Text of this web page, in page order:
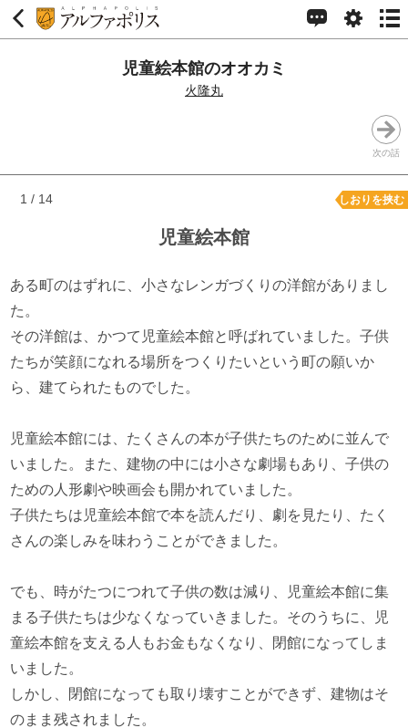
児童絵本館のオオカミ
火隆丸
次の話
1 / 14 しおりを挟む
児童絵本館
ある町のはずれに、小さなレンガづくりの洋館がありまし
た。
その洋館は、かつて児童絵本館と呼ばれていました。子供
たちが笑顔になれる場所をつくりたいという町の願いか
ら、建てられたものでした。
児童絵本館には、たくさんの本が子供たちのために並んで
いました。また、建物の中には小さな劇場もあり、子供の
ための人形劇や映画会も開かれていました。
子供たちは児童絵本館で本を読んだり、劇を見たり、たく
さんの楽しみを味わうことができました。
でも、時がたつにつれて子供の数は減り、児童絵本館に集
まる子供たちは少なくなっていきました。そのうちに、児
童絵本館を支える人もお金もなくなり、閉館になってしま
いました。
しかし、閉館になっても取り壊すことができず、建物はそ
のまま残されました。